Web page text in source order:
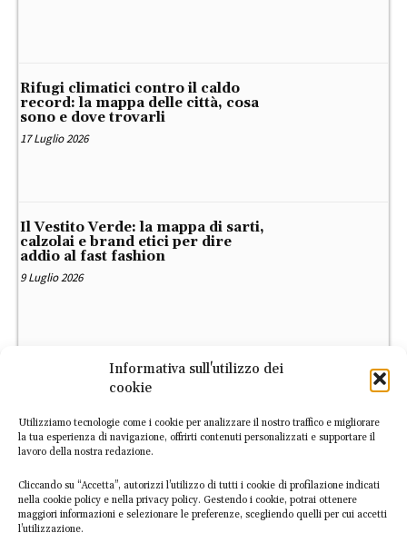
Informativa sull'utilizzo dei
cookie
Utilizziamo tecnologie come i cookie per analizzare il nostro traffico e migliorare
la tua esperienza di navigazione, offrirti contenuti personalizzati e supportare il
lavoro della nostra redazione.
Cliccando su “Accetta”, autorizzi l’utilizzo di tutti i cookie di profilazione indicati
nella cookie policy e nella privacy policy. Gestendo i cookie, potrai ottenere
maggiori informazioni e selezionare le preferenze, scegliendo quelli per cui accetti
l’utilizzazione.
Rifugi climatici contro il caldo
record: la mappa delle città, cosa
sono e dove trovarli
17 Luglio 2026
Il Vestito Verde: la mappa di sarti,
calzolai e brand etici per dire
addio al fast fashion
9 Luglio 2026
ATLANTE